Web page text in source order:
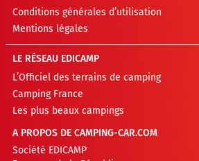
Conditions générales d’utilisation
Mentions légales
LE RÉSEAU EDICAMP
L’Officiel des terrains de camping
Camping France
Les plus beaux campings
A PROPOS DE CAMPING-CAR.COM
Société EDICAMP